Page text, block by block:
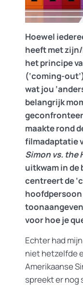
Hoewel
heeft met
het principe
(‘coming-
wat jou
belangrijk
maakte rond
filmadaptatie
Simon vs. the
uitkwam in de
centreert de
hoofdpersoon
voor hoe je
Echter had
niet hetzelfde
Amerikaanse
spreekt er nog